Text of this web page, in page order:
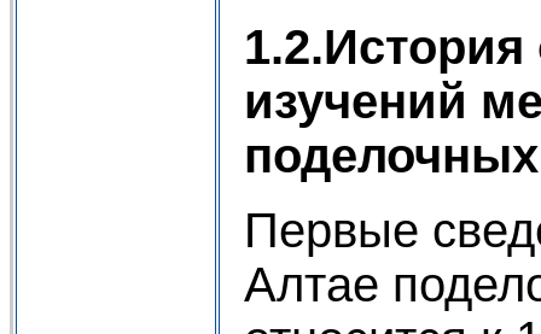
изучений
Первые
Алтае